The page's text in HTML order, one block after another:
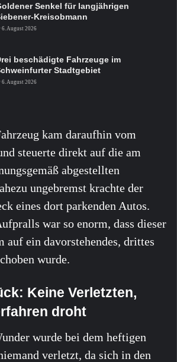
Senkel für langjährigen
Kreisobmann
6. August 2026
beschädigte Fahrzeuge im
Stadtgebiet
6. August 2026
kam daraufhin vom
steuerte direkt auf die am
abgestellten
ungebremst krachte der
eines dort parkenden Autos.
war so enorm, dass dieser
auf ein davorstehendes, drittes
wurde.
Keine Verletzten,
droht
wurde bei dem heftigen
verletzt, da sich in den